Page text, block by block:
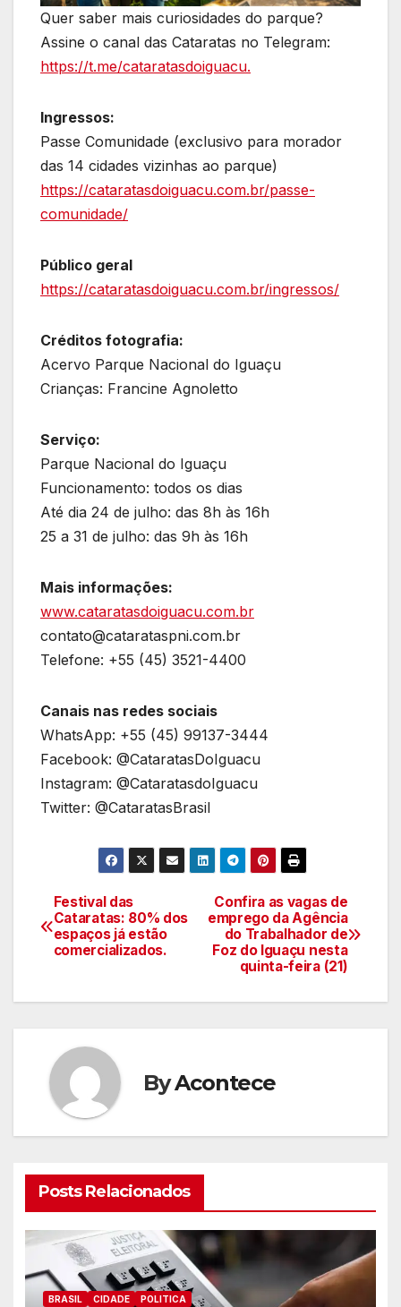
Quer saber mais curiosidades do parque?
Assine o canal das Cataratas no Telegram:
https://t.me/cataratasdoiguacu.
Ingressos:
Passe Comunidade (exclusivo para morador
das 14 cidades vizinhas ao parque)
https://cataratasdoiguacu.com.br/passe-
comunidade/
Público geral
https://cataratasdoiguacu.com.br/ingressos/
Créditos fotografia:
Acervo Parque Nacional do Iguaçu
Crianças: Francine Agnoletto
Serviço:
Parque Nacional do Iguaçu
Funcionamento: todos os dias
Até dia 24 de julho: das 8h às 16h
25 a 31 de julho: das 9h às 16h
Mais informações:
www.cataratasdoiguacu.com.br
contato@catarataspni.com.br
Telefone: +55 (45) 3521-4400
Canais nas redes sociais
WhatsApp: +55 (45) 99137-3444
Facebook: @CataratasDoIguacu
Instagram: @CataratasdoIguacu
Twitter: @CataratasBrasil
Navegação
de
Confira as vagas de
emprego da Agência
do Trabalhador de
Foz do Iguaçu nesta
quinta-feira (21)
Festival das
Cataratas: 80% dos
espaços já estão
comercializados.
ByAcontece
Posts Relacionados
BRASIL CIDADE POLITICA